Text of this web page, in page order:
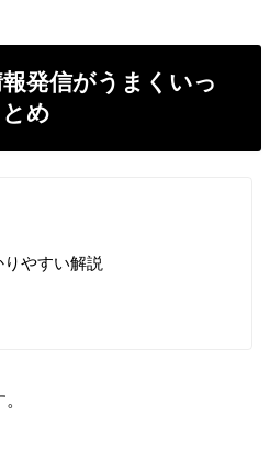
発信がうまくいっ
め
やすい解説